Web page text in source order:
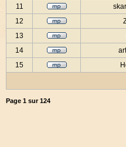
11
12
13
14
15
Page 1 sur124